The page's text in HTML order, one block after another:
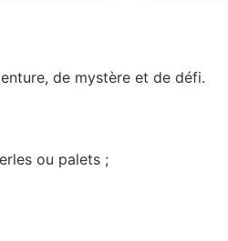
de mystère et de défi.
ou palets ;